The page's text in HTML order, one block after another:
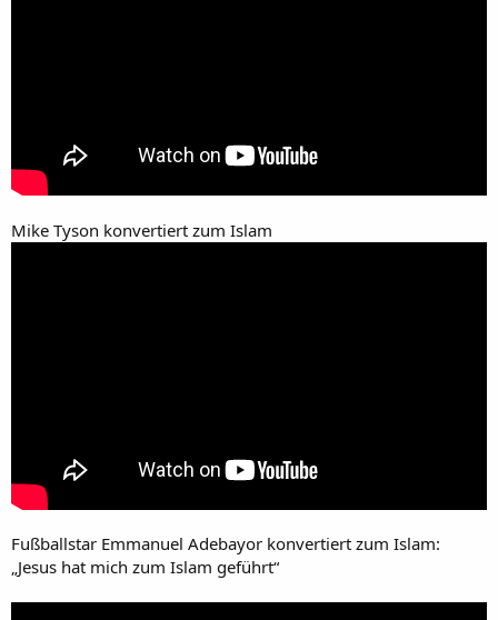
Mike Tyson konvertiert zum Islam
Fußballstar Emmanuel Adebayor konvertiert zum Islam:
„Jesus hat mich zum Islam geführt“